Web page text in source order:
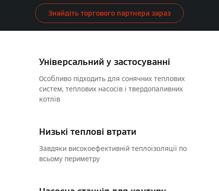
Знайдіть торгового партнера зараз
Універсальний у застосуванні
Особливо підходить для сонячних теплових
систем, теплових насосів і твердопаливних
котлів
Низькі теплові втрати
Завдяки високоефективній теплоізоляції по
всьому периметру